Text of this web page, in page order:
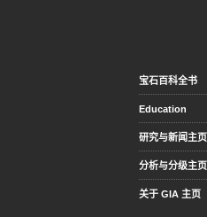
宝石百科全书
Education
研究与新闻主页
分析与分级主页
关于 GIA 主页